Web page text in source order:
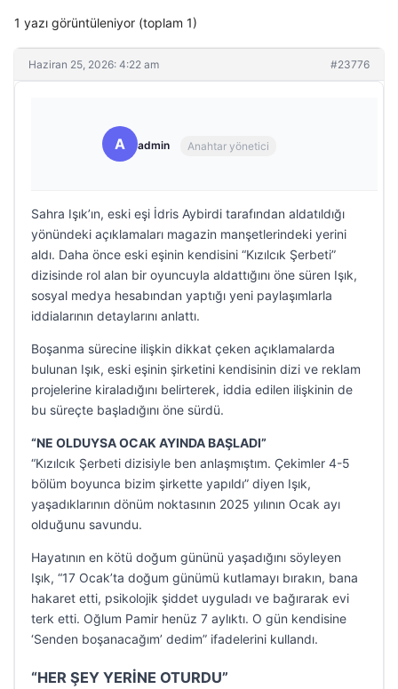
1 yazı görüntüleniyor (toplam 1)
Haziran 25, 2026: 4:22 am #23776
A admin Anahtar yönetici
Sahra Işık’ın, eski eşi İdris Aybirdi tarafından aldatıldığı
yönündeki açıklamaları magazin manşetlerindeki yerini
aldı. Daha önce eski eşinin kendisini “Kızılcık Şerbeti”
dizisinde rol alan bir oyuncuyla aldattığını öne süren Işık,
sosyal medya hesabından yaptığı yeni paylaşımlarla
iddialarının detaylarını anlattı.
Boşanma sürecine ilişkin dikkat çeken açıklamalarda
bulunan Işık, eski eşinin şirketini kendisinin dizi ve reklam
projelerine kiraladığını belirterek, iddia edilen ilişkinin de
bu süreçte başladığını öne sürdü.
“NE OLDUYSA OCAK AYINDA BAŞLADI”
“Kızılcık Şerbeti dizisiyle ben anlaşmıştım. Çekimler 4-5
bölüm boyunca bizim şirkette yapıldı” diyen Işık,
yaşadıklarının dönüm noktasının 2025 yılının Ocak ayı
olduğunu savundu.
Hayatının en kötü doğum gününü yaşadığını söyleyen
Işık, “17 Ocak’ta doğum günümü kutlamayı bırakın, bana
hakaret etti, psikolojik şiddet uyguladı ve bağırarak evi
terk etti. Oğlum Pamir henüz 7 aylıktı. O gün kendisine
‘Senden boşanacağım’ dedim” ifadelerini kullandı.
“HER ŞEY YERİNE OTURDU”